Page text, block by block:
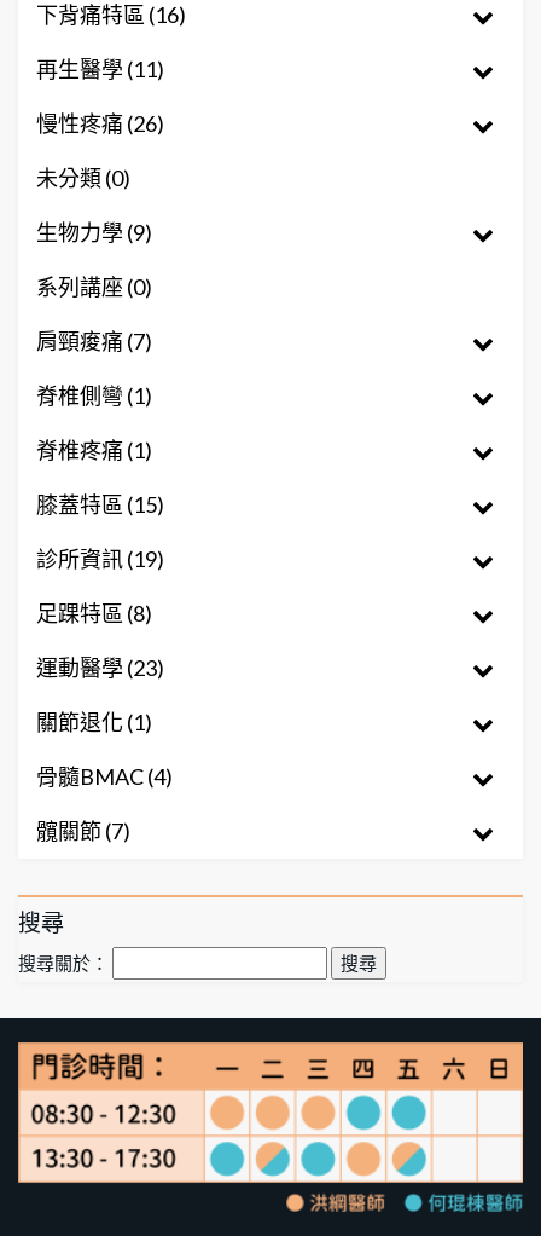
下背痛特區 (16)
再生醫學 (11)
慢性疼痛 (26)
未分類 (0)
生物力學 (9)
系列講座 (0)
肩頸痠痛 (7)
脊椎側彎 (1)
脊椎疼痛 (1)
膝蓋特區 (15)
診所資訊 (19)
足踝特區 (8)
運動醫學 (23)
關節退化 (1)
骨髓BMAC (4)
髖關節 (7)
搜尋
搜尋關於：